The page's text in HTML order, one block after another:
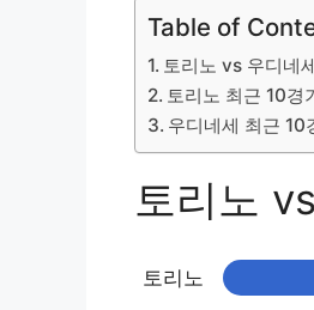
Table of
토리노 vs 우디네
토리노 최근 10경
우디네세 최근 10
토리노
토리노